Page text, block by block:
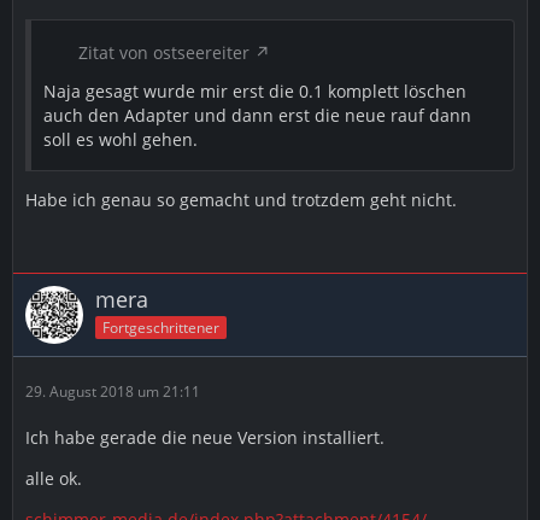
Zitat von ostseereiter
Naja gesagt wurde mir erst die 0.1 komplett löschen
auch den Adapter und dann erst die neue rauf dann
soll es wohl gehen.
Habe ich genau so gemacht und trotzdem geht nicht.
mera
Fortgeschrittener
29. August 2018 um 21:11
Ich habe gerade die neue Version installiert.
alle ok.